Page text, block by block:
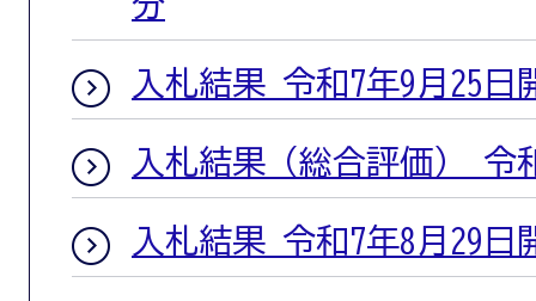
入札結果 令和7年9月25日
入札結果（総合評価） 令
入札結果 令和7年8月29日